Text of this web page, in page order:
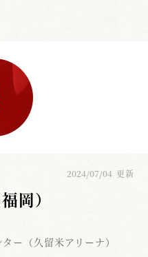
2024/07/04 更新
岡）
ー（久留米アリーナ）